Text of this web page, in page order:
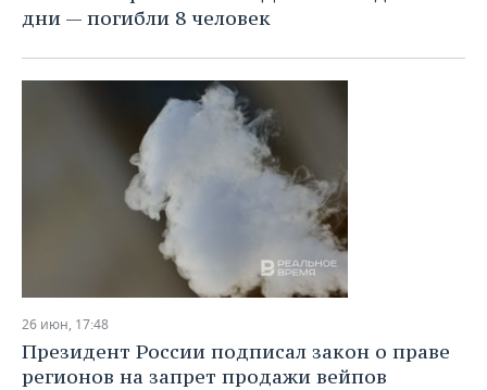
дни — погибли 8 человек
26 июн, 17:48
Президент России подписал закон о праве
регионов на запрет продажи вейпов